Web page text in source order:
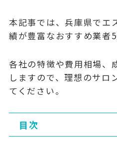
本記事では、兵庫県でエ
績が豊富なおすすめ業者5
各社の特徴や費用相場、
しますので、理想のサロ
てください。
目次